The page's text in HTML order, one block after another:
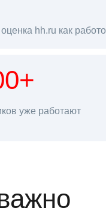
hh.ru как
уже работают
68 млн